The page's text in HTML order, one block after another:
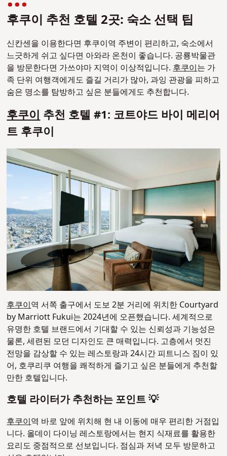
후쿠이 추천 호텔 2곳: 숙소 선택 팁
신칸센을 이용한다면 후쿠이역 주변이 편리하고, 숙소에서
느긋하게 쉬고 싶다면 아와라 온천이 좋습니다. 공룡박물관
을 방문한다면 가쓰야마 지역이 이상적입니다.후쿠이는 가
족 단위 여행객에게도 즐길 거리가 많아, 과잉 관광을 피하고
숨은 명소를 탐방하고 싶은 분들에게도 추천합니다.
후쿠이추천 호텔 #1: 코트야드 바이 메리어
트 후쿠이
후쿠이역 서쪽 출구에서 도보 2분 거리에 위치한 Courtyard
by Marriott Fukui는 2024년에 오픈했습니다. 세계적으로
유명한 호텔 브랜드에서 기대할 수 있는 신뢰성과 기능성은
물론, 세련된 모던 디자인도 큰 매력입니다. 고층에서 멋진
전망을 감상할 수 있는 레스토랑과 24시간 피트니스 짐이 있
어, 호쿠리쿠 여행을 쾌적하게 즐기고 싶은 분들에게 추천할
만한 호텔입니다.
호텔 라이터가 추천하는 포인트 💡
후쿠이역 바로 앞에 위치해 현 내 이동에 매우 편리한 거점입
니다. 올데이 다이닝 레스토랑에서는 현지 식재료를 활용한
요리도 중점적으로 선보입니다. 점심과 저녁 모두 방문하고